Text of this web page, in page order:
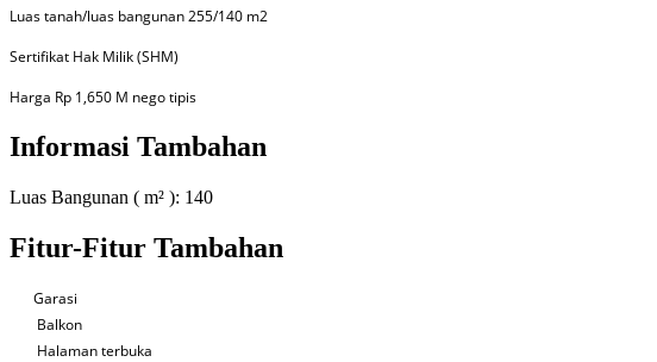
Luas tanah/luas bangunan 255/140 m2
Sertifikat Hak Milik (SHM)
Harga Rp 1,650 M nego tipis
Informasi Tambahan
Luas Bangunan ( m² ): 140
Fitur-Fitur Tambahan
Garasi
Balkon
Halaman terbuka